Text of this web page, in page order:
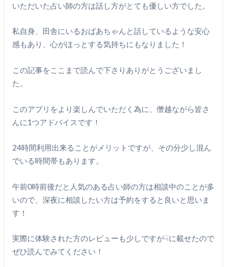
いただいた占い師の方は話し方がとても優しい方でした。
私自身、田舎にいるおばあちゃんと話しているような安心
感もあり、心がほっとする気持ちにもなりました！
この記事をここまで読んで下さりありがとうございまし
た。
このアプリをより楽しんでいただく為に、僭越ながら皆さ
んに1つアドバイスです！
24時間利用出来ることがメリットですが、その分少し混ん
でいる時間帯もあります。
午前0時前後だと人気のある占い師の方は相談中のことが多
いので、深夜に相談したい方は予約をすると良いと思いま
す！
実際に体験された方のレビューも少しですが☟に載せたので
ぜひ読んでみてください！